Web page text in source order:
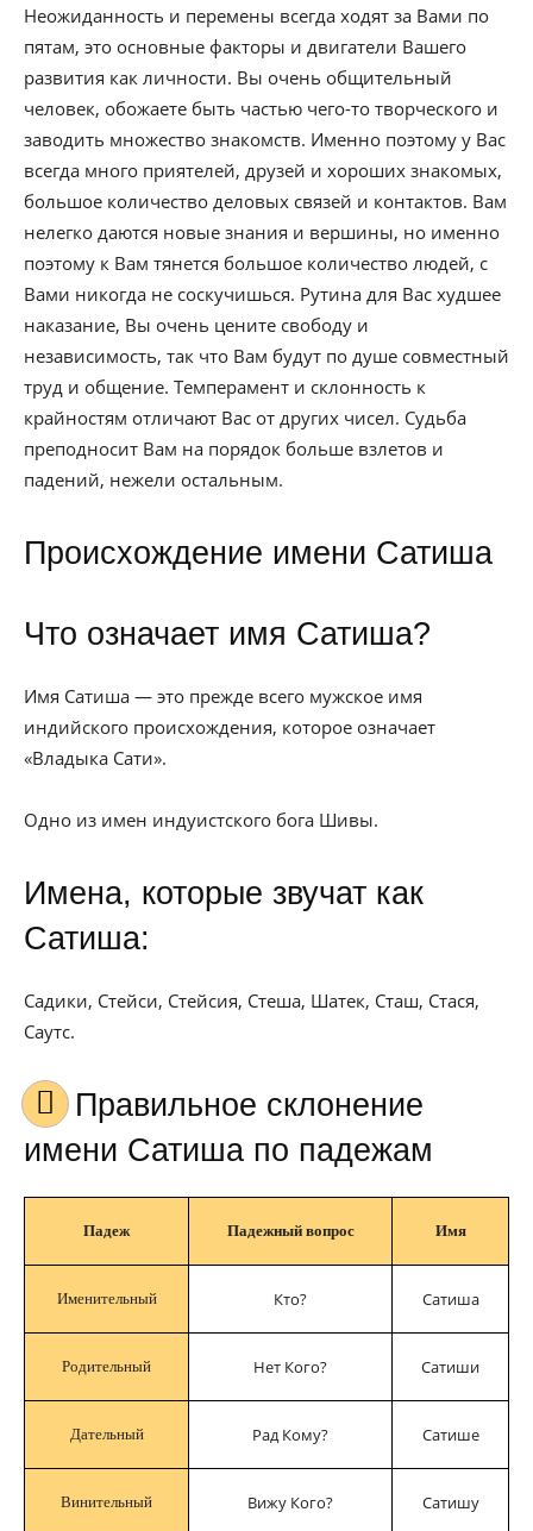
Неожиданность и перемены всегда ходят за Вами по
пятам, это основные факторы и двигатели Вашего
развития как личности. Вы очень общительный
человек, обожаете быть частью чего-то творческого и
заводить множество знакомств. Именно поэтому у Вас
всегда много приятелей, друзей и хороших знакомых,
большое количество деловых связей и контактов. Вам
нелегко даются новые знания и вершины, но именно
поэтому к Вам тянется большое количество людей, с
Вами никогда не соскучишься. Рутина для Вас худшее
наказание, Вы очень цените свободу и
независимость, так что Вам будут по душе совместный
труд и общение. Темперамент и склонность к
крайностям отличают Вас от других чисел. Судьба
преподносит Вам на порядок больше взлетов и
падений, нежели остальным.
Происхождение имени Сатиша
Что означает имя Сатиша?
Имя Сатиша — это прежде всего мужское имя
индийского происхождения, которое означает
«Владыка Сати».
Одно из имен индуистского бога Шивы.
Имена, которые звучат как
Сатиша:
Садики, Стейси, Стейсия, Стеша, Шатек, Сташ, Стася,
Саутс.
Правильное склонение
имени Сатиша по падежам
Падеж Падежный вопрос Имя
Именительный Кто? Сатиша
Родительный Нет Кого? Сатиши
Дательный Рад Кому? Сатише
Винительный Вижу Кого? Сатишу